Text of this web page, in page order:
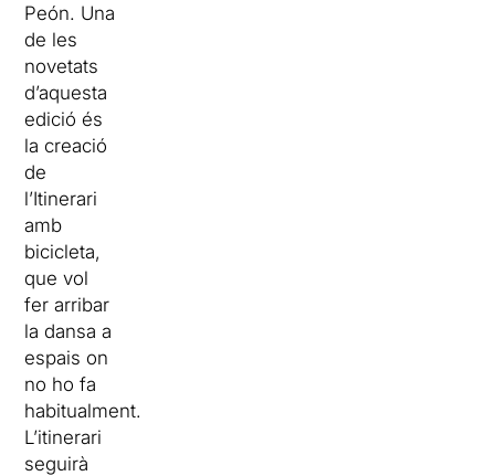
Peón. Una
de les
novetats
d’aquesta
edició és
la creació
de
l’Itinerari
amb
bicicleta,
que vol
fer arribar
la dansa a
espais on
no ho fa
habitualment.
L’itinerari
seguirà